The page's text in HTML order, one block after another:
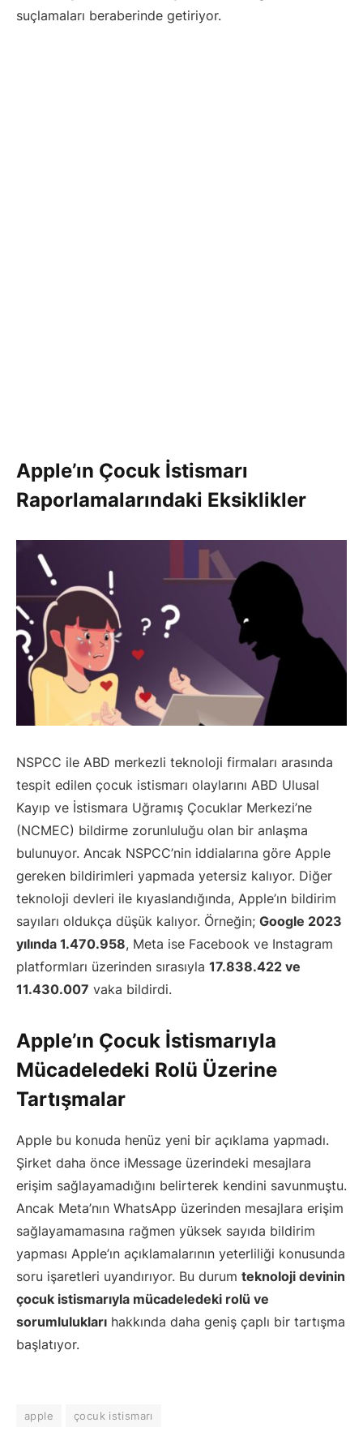
suçlamaları beraberinde getiriyor.
Apple’ın Çocuk İstismarı
Raporlamalarındaki Eksiklikler
NSPCC ile ABD merkezli teknoloji firmaları arasında
tespit edilen çocuk istismarı olaylarını ABD Ulusal
Kayıp ve İstismara Uğramış Çocuklar Merkezi’ne
(NCMEC) bildirme zorunluluğu olan bir anlaşma
bulunuyor. Ancak NSPCC’nin iddialarına göre Apple
gereken bildirimleri yapmada yetersiz kalıyor. Diğer
teknoloji devleri ile kıyaslandığında, Apple’ın bildirim
sayıları oldukça düşük kalıyor. Örneğin; Google 2023
yılında 1.470.958, Meta ise Facebook ve Instagram
platformları üzerinden sırasıyla 17.838.422 ve
11.430.007 vaka bildirdi.
Apple’ın Çocuk İstismarıyla
Mücadeledeki Rolü Üzerine
Tartışmalar
Apple bu konuda henüz yeni bir açıklama yapmadı.
Şirket daha önce iMessage üzerindeki mesajlara
erişim sağlayamadığını belirterek kendini savunmuştu.
Ancak Meta’nın WhatsApp üzerinden mesajlara erişim
sağlayamamasına rağmen yüksek sayıda bildirim
yapması Apple’ın açıklamalarının yeterliliği konusunda
soru işaretleri uyandırıyor. Bu durum teknoloji devinin
çocuk istismarıyla mücadeledeki rolü ve
sorumlulukları hakkında daha geniş çaplı bir tartışma
başlatıyor.
apple çocuk istismarı